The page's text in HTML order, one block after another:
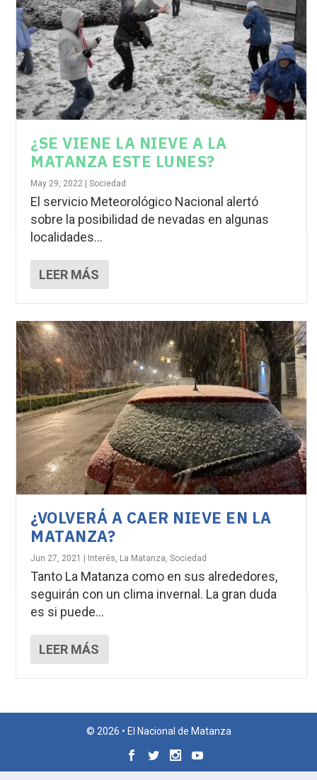
¿SE VIENE LA NIEVE A LA
MATANZA ESTE LUNES?
May 29, 2022 |Sociedad
El servicio Meteorológico Nacional alertó
sobre la posibilidad de nevadas en algunas
localidades...
LEER MÁS
¿VOLVERÁ A CAER NIEVE EN LA
MATANZA?
Jun 27, 2021 Interés, La Matanza,Sociedad
Tanto La Matanza como en sus alrededores,
seguirán con un clima invernal. La gran duda
es si puede...
LEER MÁS
© 2026 • El Nacional de Matanza